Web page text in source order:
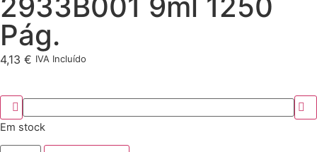
2933B001 9ml 1250
Pág.
4,13 € IVA Incluído
Em stock